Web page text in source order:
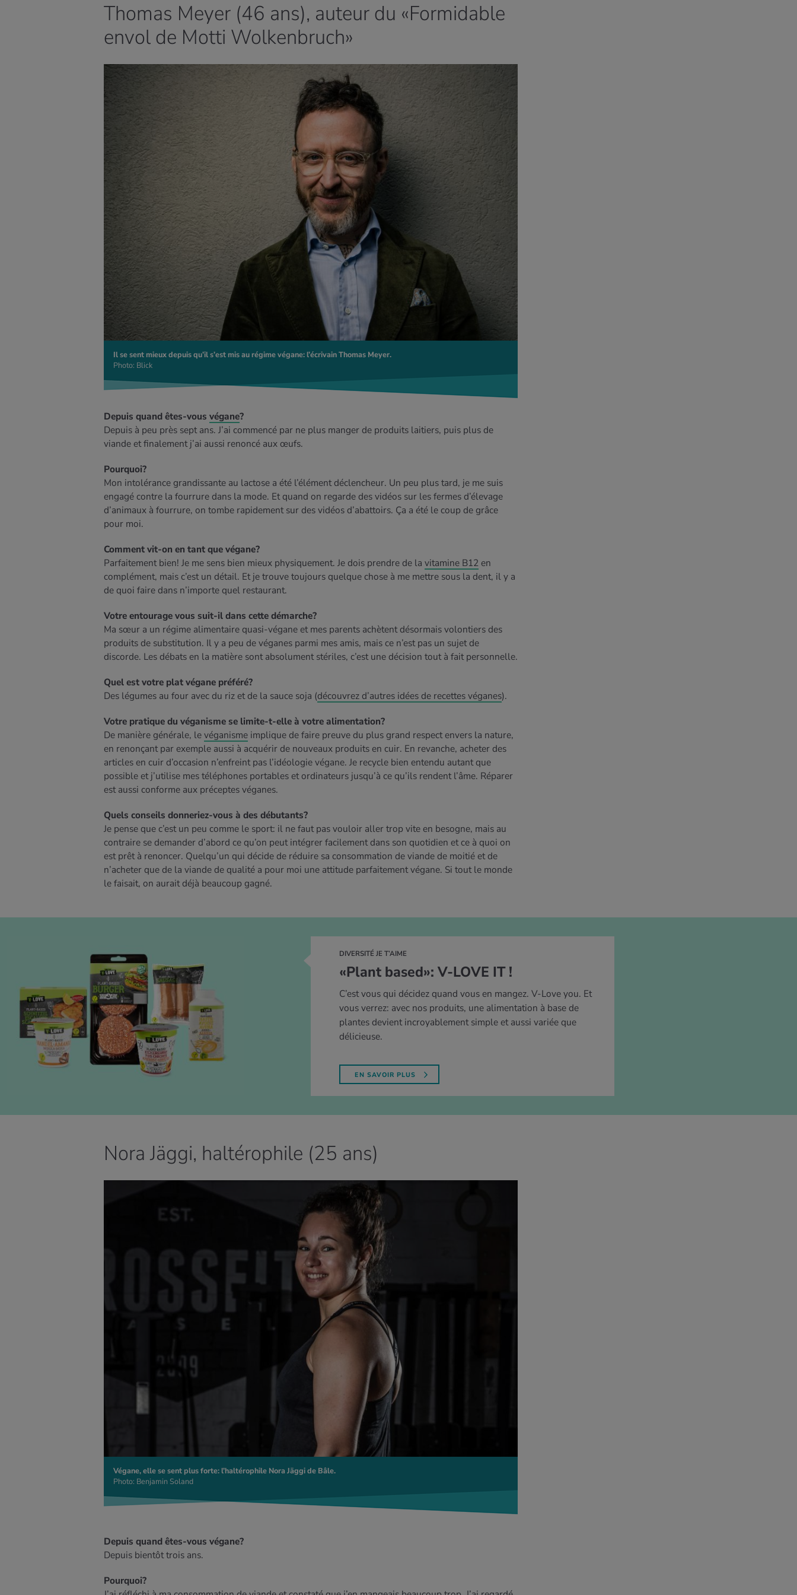
Thomas Meyer (46 ans), auteur du «Formidable
envol de Motti Wolkenbruch»
Il se sent mieux depuis qu’il s’est mis au régime végane: l’écrivain Thomas Meyer.
Photo: Blick
Depuis quand êtes-vous végane?
Depuis à peu près sept ans. J’ai commencé par ne plus manger de produits laitiers, puis plus de
viande et finalement j’ai aussi renoncé aux œufs.
Pourquoi?
Mon intolérance grandissante au lactose a été l’élément déclencheur. Un peu plus tard, je me suis
engagé contre la fourrure dans la mode. Et quand on regarde des vidéos sur les fermes d’élevage
d’animaux à fourrure, on tombe rapidement sur des vidéos d’abattoirs. Ça a été le coup de grâce
pour moi.
Comment vit-on en tant que végane?
Parfaitement bien! Je me sens bien mieux physiquement. Je dois prendre de la vitamine B12en
complément, mais c’est un détail. Et je trouve toujours quelque chose à me mettre sous la dent, il y a
de quoi faire dans n’importe quel restaurant.
Votre entourage vous suit-il dans cette démarche?
Ma sœur a un régime alimentaire quasi-végane et mes parents achètent désormais volontiers des
produits de substitution. Il y a peu de véganes parmi mes amis, mais ce n’est pas un sujet de
discorde. Les débats en la matière sont absolument stériles, c’est une décision tout à fait personnelle.
Quel est votre plat végane préféré?
Des légumes au four avec du riz et de la sauce soja (découvrez d’autres idées de recettes véganes).
Votre pratique du véganisme se limite-t-elle à votre alimentation?
De manière générale, levéganismeimplique de faire preuve du plus grand respect envers la nature,
en renonçant par exemple aussi à acquérir de nouveaux produits en cuir. En revanche, acheter des
articles en cuir d’occasion n’enfreint pas l’idéologie végane. Je recycle bien entendu autant que
possible et j’utilise mes téléphones portables et ordinateurs jusqu’à ce qu’ils rendent l’âme. Réparer
est aussi conforme aux préceptes véganes.
Quels conseils donneriez-vous à des débutants?
Je pense que c’est un peu comme le sport: il ne faut pas vouloir aller trop vite en besogne, mais au
contraire se demander d’abord ce qu’on peut intégrer facilement dans son quotidien et ce à quoi on
est prêt à renoncer. Quelqu’un qui décide de réduire sa consommation de viande de moitié et de
n’acheter que de la viande de qualité a pour moi une attitude parfaitement végane. Si tout le monde
le faisait, on aurait déjà beaucoup gagné.
DIVERSITÉ JE T’AIME
«Plant based»: V-LOVE IT !
C’est vous qui décidez quand vous en mangez. V-Love you. Et
vous verrez: avec nos produits, une alimentation à base de
plantes devient incroyablement simple et aussi variée que
délicieuse.
EN SAVOIR PLUS
Nora Jäggi, haltérophile (25 ans)
Végane, elle se sent plus forte: l’haltérophile Nora Jäggi de Bâle.
Photo: Benjamin Soland
Depuis quand êtes-vous végane?
Depuis bientôt trois ans.
Pourquoi?